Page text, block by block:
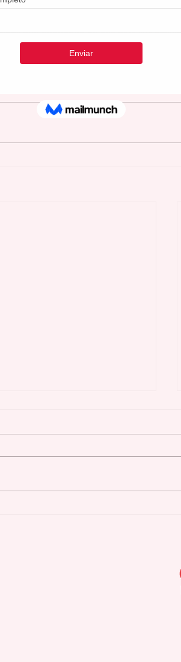
se avanzará a las próximas etapas de
que dependen de ella para sus
actual, construido hace varias
que provocan inundaciones severas en la